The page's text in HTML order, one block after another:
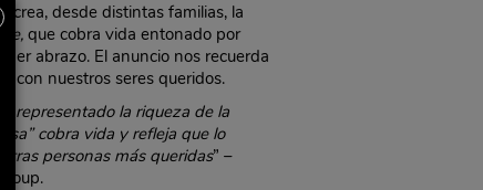
desde distintas familias, la
que cobra vida entonado por
abrazo. El anuncio nos recuerda
con nuestros seres queridos.
representado la riqueza de la
cobra vida y refleja que lo
personas más queridas” –